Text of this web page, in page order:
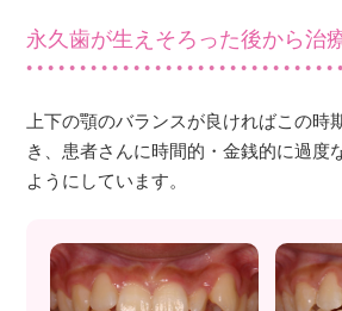
永久歯が生えそろった後から治
上下の顎のバランスが良ければこの時
き、患者さんに時間的・金銭的に過度
ようにしています。